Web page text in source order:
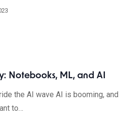
Notebooks, ML, and AI
the AI wave AI is booming, and
to…